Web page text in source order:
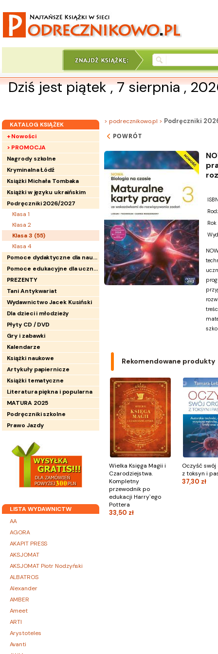
Dziś jest piątek , 7 sierpnia ,
KATALOG KSIĄŻEK
+ Nowości
> PROMOCJA
Nagrody szkolne
Kryminalna Łódź
Książki Michała Tombaka
Książki w języku ukraińskim
Podręczniki 2026/2027
Klasa 1
Klasa 2
Klasa 3 (55)
Klasa 4
Pomoce dydaktyczne dla nauczycieli
Pomoce edukacyjne dla uczniów
PREZENTY
Tani Antykwariat
Wydawnictwo Jacek Kusiński
Dla dzieci i młodzieży
Płyty CD / DVD
Gry i zabawki
Kalendarze
Książki naukowe
Artykuły papiernicze
Książki tematyczne
Literatura piękna i popularna
MATURA 2025
Podręczniki szkolne
Prawo Jazdy
LISTA WYDAWNICTW
AA
AGORA
AKAPIT PRESS
AKSJOMAT
AKSJOMAT Piotr Nodzyński
ALBATROS
Alexander
AMBER
Ameet
ARTI
Arystoteles
Avanti
> podrecznikowo.pl > Podręczniki
POWRÓT
Rekomendowane produkty
Wielka Księga Magii i
Czarodziejstwa.
Kompletny
przewodnik po
edukacji Harry`ego
Pottera
33,50 zł
Oczyść
z toksyn i
37,30 zł